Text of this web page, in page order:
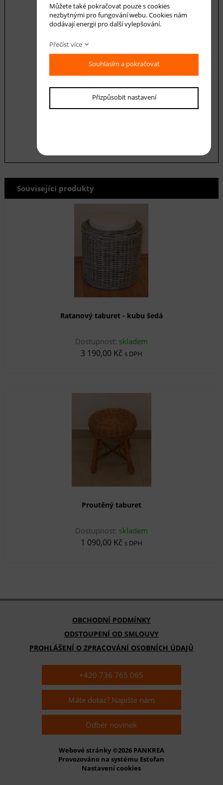
Váš dotaz
Souhlasím se zásadami ochranyosobních
údajů
Související produkty
Ratanový taburet - kubu šedá
Dostupnost: skladem
3 190,00 Kč s DPH
Proutěný taburet
Dostupnost: skladem
1 090,00 Kč s DPH
OBCHODNÍ PODMÍNKY
ODSTOUPENÍ OD SMLOUVY
PROHLÁŠENÍ O ZPRACOVÁNÍ OSOBNÍCH ÚDAJŮ
+420 736 765 065
Máte dotaz? Napište nám
Odběr novinek
Webové stránky ©2026 PANKREA
Provozováno na systému Estofan
Nastavení cookies
Můžete také pokračovat pouze s cookies
nezbytnými pro fungování webu. Cookies nám
dodávají energii pro další vylepšování.
Přečíst více
Souhlasím a pokračovat
Přizpůsobit nastavení